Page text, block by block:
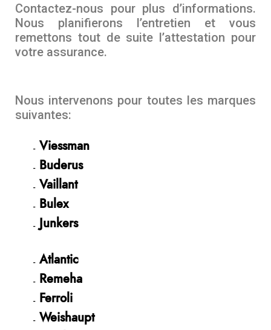
Contactez-nous pour plus d’informations.
Nous planifierons l’entretien et vous
remettons tout de suite l’attestation pour
votre assurance.
Nous intervenons pour toutes les marques
suivantes:
Viessman
Buderus
Vaillant
Bulex
Junkers
Atlantic
Remeha
Ferroli
Weishaupt